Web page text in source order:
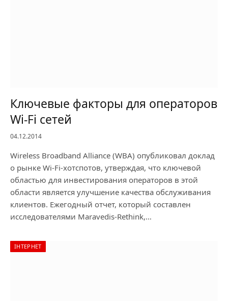
Ключевые факторы для операторов
Wi-Fi сетей
04.12.2014
Wireless Broadband Alliance (WBA) опубликовал доклад
о рынке Wi-Fi-хотспотов, утверждая, что ключевой
областью для инвестирования операторов в этой
области является улучшение качества обслуживания
клиентов. Ежегодный отчет, который составлен
исследователями Maravedis-Rethink,…
ІНТЕРНЕТ